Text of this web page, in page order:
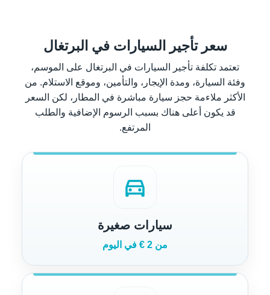
سعر تأجير السيارات في البرتغال
تعتمد تكلفة تأجير السيارات في البرتغال على الموسم،
وفئة السيارة، ومدة الإيجار، والتأمين، وموقع الاستلام. من
الأكثر ملاءمة حجز سيارة مباشرة في المطار، لكن السعر
قد يكون أعلى هناك بسبب الرسوم الإضافية والطلب
المرتفع.
directions_car
سيارات صغيرة
من 2 € في اليوم